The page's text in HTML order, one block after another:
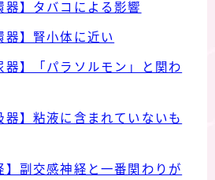
】タバコによる影響
】腎小体に近い
】「パラソルモン」と関わ
】粘液に含まれていないも
副交感神経と一番関わりが